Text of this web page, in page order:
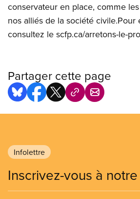
conservateur en place, comme
nos alliés de la société civile.Pour
consultez le scfp.ca/arretons-le-
Partager cette page
Infolettre
Inscrivez-vous à